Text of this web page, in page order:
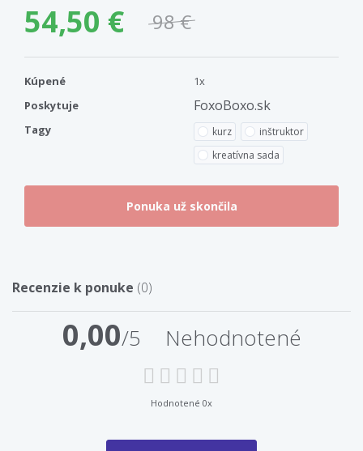
54,50 € 98 €
Kúpené
1x
Poskytuje
FoxoBoxo.sk
Tagy kurz
inštruktor
kreatívna sada
Recenzie k ponuke (0)
0,00/5 Nehodnotené
Hodnotené 0x